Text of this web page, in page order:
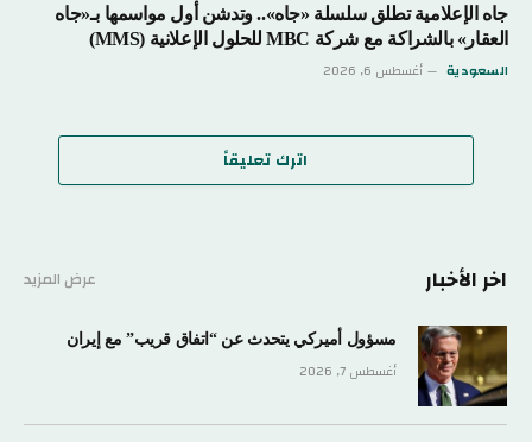
جاه الإعلامية تطلق سلسلة «جاه».. وتدشن أول مواسمها بـ«جاه
العقار» بالشراكة مع شركة MBC للحلول الإعلانية (MMS)
السعودية أغسطس 6, 2026
اترك تعليقاً
اخر الأخبار عرض المزيد
مسؤول أميركي يتحدث عن “اتفاق قريب” مع إيران
أغسطس 7, 2026